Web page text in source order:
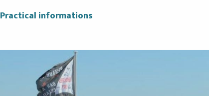
Practical informations